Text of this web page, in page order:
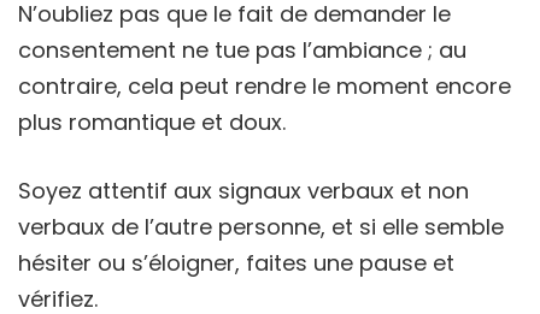
N’oubliez pas que le fait de demander le
consentement ne tue pas l’ambiance ; au
contraire, cela peut rendre le moment encore
plus romantique et doux.
Soyez attentif aux signaux verbaux et non
verbaux de l’autre personne, et si elle semble
hésiter ou s’éloigner, faites une pause et
vérifiez.